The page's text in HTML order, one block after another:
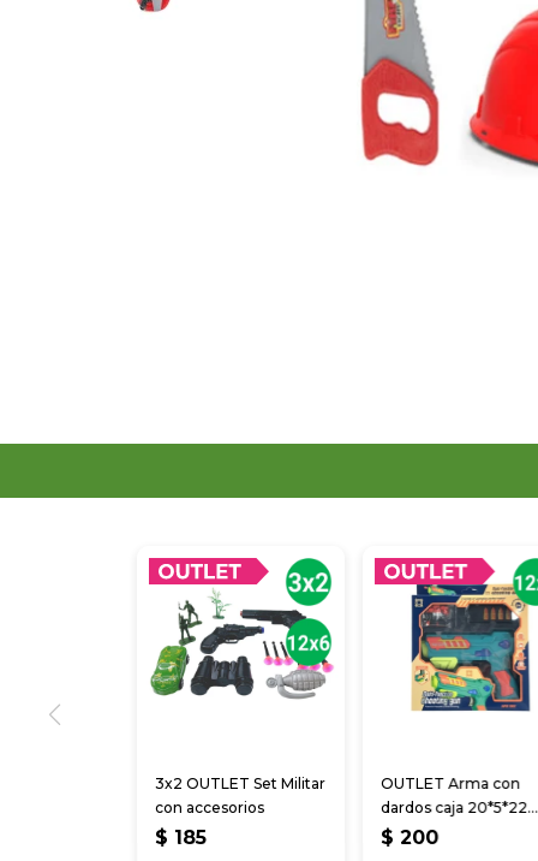
3x2 OUTLET Set Militar
con accesorios
$ 185
OUTLET Arma con
dardos caja 20*5*22
cm
$ 200